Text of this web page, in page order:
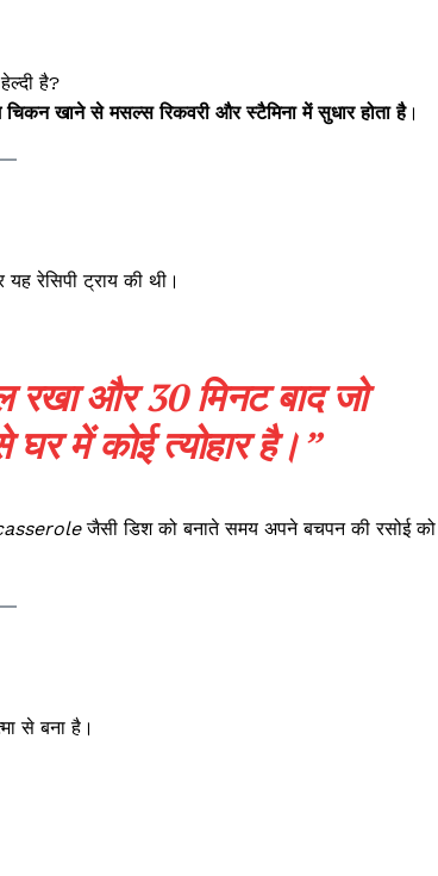
है?
चिकन खाने से मसल्स रिकवरी और स्टैमिना में सुधार होता है।
यह रेसिपी ट्राय की थी।
और 30 मिनट बाद जो
घर में कोईत्योहारहै।”
जैसी डिश को बनाते समय अपने बचपन की रसोई को
से बना है।